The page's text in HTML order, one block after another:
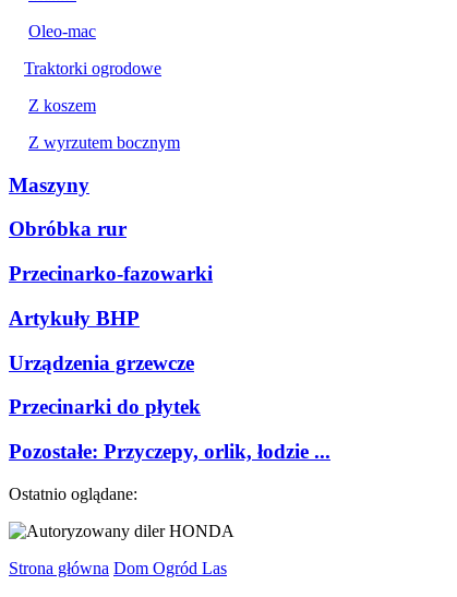
Oleo-mac
Traktorki ogrodowe
Z koszem
Z wyrzutem bocznym
Maszyny
Obróbka rur
Przecinarko-fazowarki
Artykuły BHP
Urządzenia grzewcze
Przecinarki do płytek
Pozostałe: Przyczepy, orlik, łodzie ...
Ostatnio oglądane:
Strona główna Dom Ogród Las